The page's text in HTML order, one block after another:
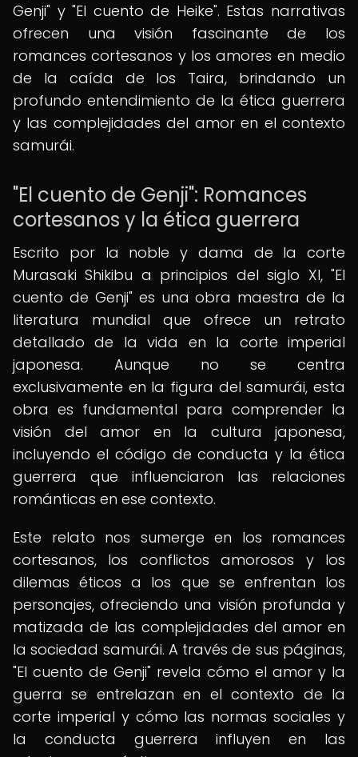
Genji" y "El cuento de Heike". Estas narrativas
ofrecen una visión fascinante de los
romances cortesanos y los amores en medio
de la caída de los Taira, brindando un
profundo entendimiento de la ética guerrera
y las complejidades del amor en el contexto
samurái.
"El cuento de Genji": Romances
cortesanos y la ética guerrera
Escrito por la noble y dama de la corte
Murasaki Shikibu a principios del siglo XI, "El
cuento de Genji" es una obra maestra de la
literatura mundial que ofrece un retrato
detallado de la vida en la corte imperial
japonesa. Aunque no se centra
exclusivamente en la figura del samurái, esta
obra es fundamental para comprender la
visión del amor en la cultura japonesa,
incluyendo el código de conducta y la ética
guerrera que influenciaron las relaciones
románticas en ese contexto.
Este relato nos sumerge en los romances
cortesanos, los conflictos amorosos y los
dilemas éticos a los que se enfrentan los
personajes, ofreciendo una visión profunda y
matizada de las complejidades del amor en
la sociedad samurái. A través de sus páginas,
"El cuento de Genji" revela cómo el amor y la
guerra se entrelazan en el contexto de la
corte imperial y cómo las normas sociales y
la conducta guerrera influyen en las